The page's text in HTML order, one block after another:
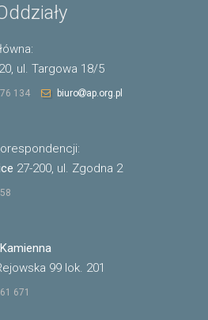
ul. Targowa 18/5
134 biuro ap.org.pl
27-200, ul. Zgodna 2
99 lok. 201
671